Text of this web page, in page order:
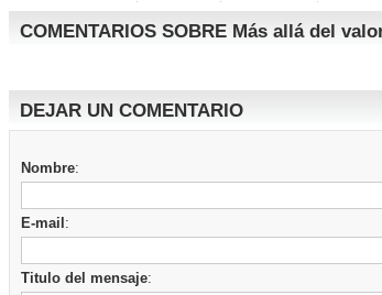
COMENTARIOS SOBRE Más allá del
DEJAR UN COMENTARIO
Nombre:
E-mail :
Titulo del mensaje: